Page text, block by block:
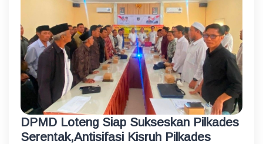
DPMD Loteng Siap Sukseskan Pilkades
Serentak,Antisifasi Kisruh Pilkades